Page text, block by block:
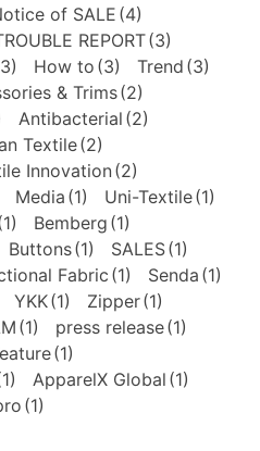
of SALE (4)
REPORT(3)
How to (3) Trend (3)
& Trims(2)
Antibacterial (2)
Textile(2)
Innovation (2)
Media (1) Uni-Textile(1)
Bemberg (1)
Buttons(1) SALES(1)
Fabric (1) Senda (1)
YKK(1) Zipper(1)
(1) press release(1)
(1)
ApparelX Global (1)
(1)